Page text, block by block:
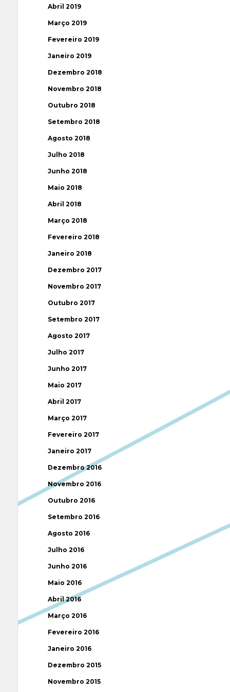
Abril 2019
Março 2019
Fevereiro 2019
Janeiro 2019
Dezembro 2018
Novembro 2018
Outubro 2018
Setembro 2018
Agosto 2018
Julho 2018
Junho 2018
Maio 2018
Abril 2018
Março 2018
Fevereiro 2018
Janeiro 2018
Dezembro 2017
Novembro 2017
Outubro 2017
Setembro 2017
Agosto 2017
Julho 2017
Junho 2017
Maio 2017
Abril 2017
Março 2017
Fevereiro 2017
Janeiro 2017
Dezembro 2016
Novembro 2016
Outubro 2016
Setembro 2016
Agosto 2016
Julho 2016
Junho 2016
Maio 2016
Abril 2016
Março 2016
Fevereiro 2016
Janeiro 2016
Dezembro 2015
Novembro 2015